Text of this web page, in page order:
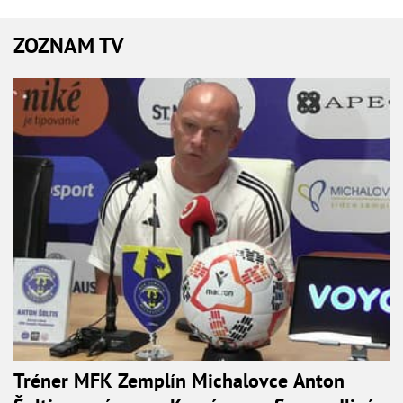
ZOZNAM TV
Tréner MFK Zemplín Michalovce Anton